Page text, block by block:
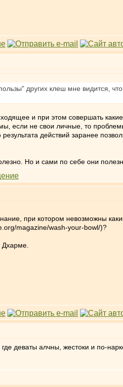
других клеш мне видится,
и при этом совершать
если не свои личные, то
действий заранее
Но и сами по себе они
при котором невозможны
magazine/wash-your-bowl/)?
деваты алчны, жестоки и по-